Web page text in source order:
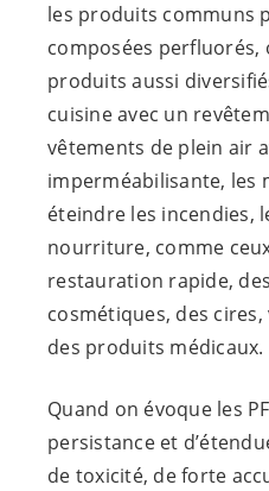
les produits communs
composées perfluorés,
produits aussi
cuisine avec un
vêtements de plein air
imperméabilisante, les
éteindre les incendies,
nourriture, comme
restauration rapide,
cosmétiques, des
des produits médicaux.
Quand on évoque les
persistance et
de toxicité, de forte